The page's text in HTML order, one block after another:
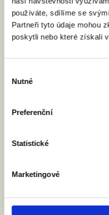
používáte, sdílíme se
Partneři tyto údaje mohou
poskytli nebo které získali
souhlasu
Nutné
Preferenční
Statistické
Marketingové
kdy
získaly o trošku
platit partnerství.
historických
uznávání
poslankyň. I přes
rovné manželství.